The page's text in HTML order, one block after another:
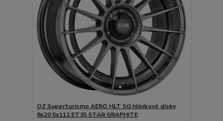
OZ Superturismo AERO HLT SG hliníkové disky
8x20 5x112 ET35 STAR GRAPHITE